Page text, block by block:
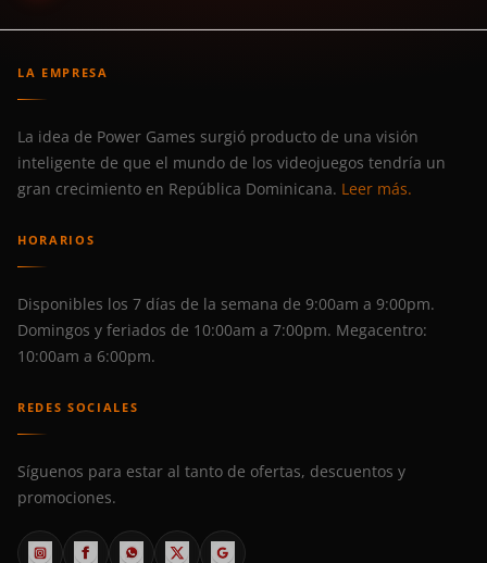
LA EMPRESA
La idea de Power Games surgió producto de una visión
inteligente de que el mundo de los videojuegos tendría un
gran crecimiento en República Dominicana. Leer más.
HORARIOS
Disponibles los 7 días de la semana de 9:00am a 9:00pm.
Domingos y feriados de 10:00am a 7:00pm. Megacentro:
10:00am a 6:00pm.
REDES SOCIALES
Síguenos para estar al tanto de ofertas, descuentos y
promociones.